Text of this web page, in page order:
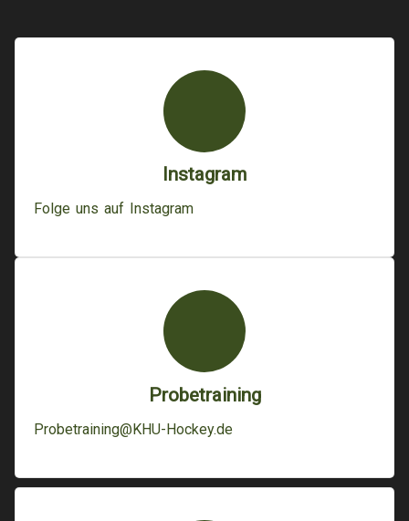
Instagram
Folge uns auf Instagram
Probetraining
Probetraining@KHU-Hockey.de